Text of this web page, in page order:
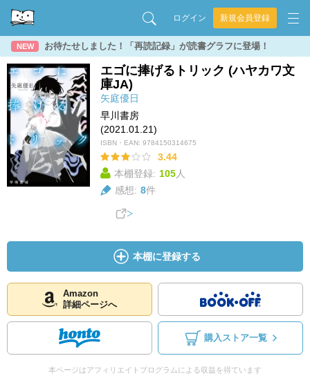
ログイン 新規会員登録
NEW お待たせしました！「再読記録」が読書グラフに登場！
エゴに捧げるトリック (ハヤカワ文
庫JA)
矢庭優日
早川書房
(2021.01.21)
ISBN・EAN: 9784150314675
3.44
本棚登録: 105人
感想: 8件
本棚に登録する
Amazon
詳細ページへ
購入ストア一覧
本ページはアフィリエイトプログラムによる収益を得ています